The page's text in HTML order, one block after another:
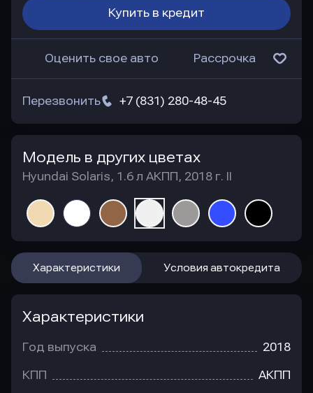
Купить в кредит
Оценить свое авто Рассрочка
+7 (831) 280-48-45
Перезвонить
Модель в других цветах
Hyundai Solaris, 1.6 л АКПП, 2018 г. II
Характеристики Условия автокредита
Характеристики
Год выпуска 2018
КПП АКПП